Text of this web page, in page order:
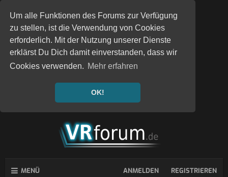
Um alle Funktionen des Forums zur Verfügung
zu stellen, ist die Verwendung von Cookies
erforderlich. Mit der Nutzung unserer Dienste
erklärst Du Dich damit einverstanden, dass wir
Cookies verwenden. Mehr erfahren
OK!
MENÜ ANMELDEN REGISTRIEREN